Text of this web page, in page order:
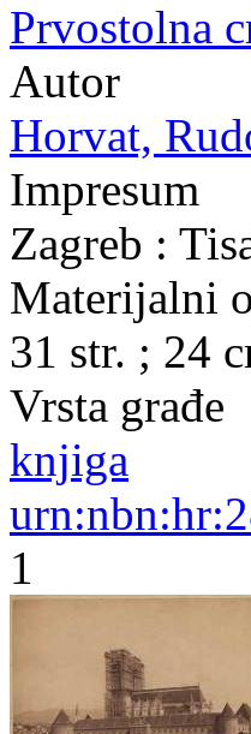
Prvostolna
Autor
Horvat,
Impresum
Zagreb :
Materijalni
31 str. ; 24
Vrsta građe
knjiga
1